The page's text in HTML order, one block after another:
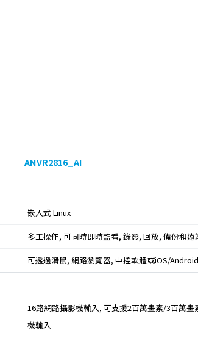
ANVR2816_AI
嵌入式 Linux
多工操作, 可同時即時監看, 錄影, 回放, 備份和遠
可透過滑鼠, 網路瀏覽器, 中控軟體或iOS/
16路網路攝影機輸入, 可支援2百萬畫素/3百萬
機輸入